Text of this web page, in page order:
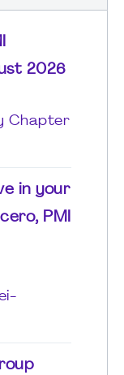
2026
Chapter
in your
PMI